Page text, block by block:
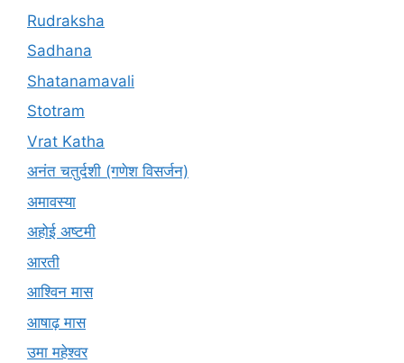
Rudraksha
Sadhana
Shatanamavali
Stotram
Vrat Katha
अनंत चतुर्दशी (गणेश विसर्जन)
अमावस्या
अहोई अष्टमी
आरती
आश्विन मास
आषाढ़ मास
उमा महेश्वर